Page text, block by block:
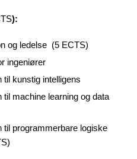
):
og ledelse (5 ECTS)
ingeniører
til kunstig intelligens
til machine learning og data
til programmerbare logiske